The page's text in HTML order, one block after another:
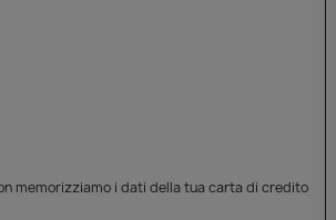
memorizziamo i dati della tua carta di credito